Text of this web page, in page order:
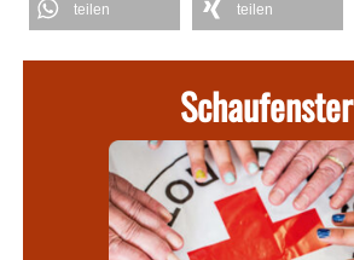
teilen teilen
Schaufenster